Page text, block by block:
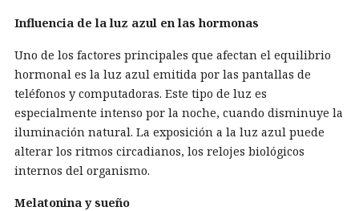
Influencia de la luz azul en las hormonas
Uno de los factores principales que afectan el equilibrio
hormonal es la luz azul emitida por las pantallas de
teléfonos y computadoras. Este tipo de luz es
especialmente intenso por la noche, cuando disminuye la
iluminación natural. La exposición a la luz azul puede
alterar los ritmos circadianos, los relojes biológicos
internos del organismo.
Melatonina y sueño